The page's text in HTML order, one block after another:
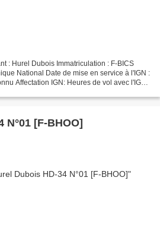
: Hurel Dubois Immatriculation : F-BICS
National Date de mise en service à l'IGN :
Affectation IGN: Heures de vol avec l'IGN :
N°01 [F-BHOO]